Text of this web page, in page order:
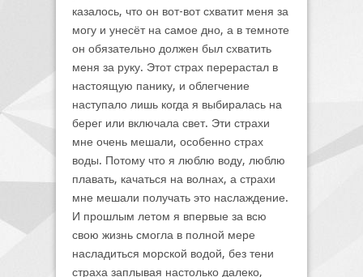
казалось, что он вот-вот схватит меня за
могу и унесёт на самое дно, а в темноте
он обязательно должен был схватить
меня за руку. Этот страх перерастал в
настоящую панику, и облегчение
наступало лишь когда я выбиралась на
берег или включала свет. Эти страхи
мне очень мешали, особенно страх
воды. Потому что я люблю воду, люблю
плавать, качаться на волнах, а страхи
мне мешали получать это наслаждение.
И прошлым летом я впервые за всю
свою жизнь смогла в полной мере
насладиться морской водой, без тени
страха заплывая настолько далеко,